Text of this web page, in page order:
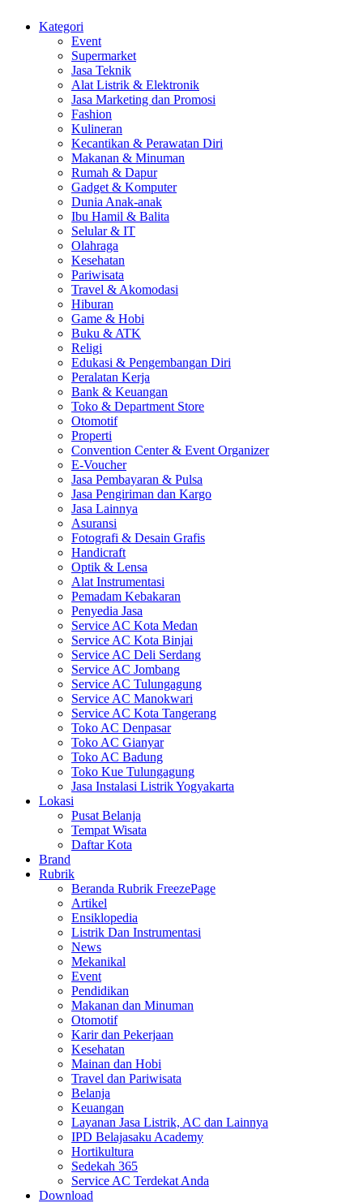
Kategori
Event
Supermarket
Jasa Teknik
Alat Listrik & Elektronik
Jasa Marketing dan Promosi
Fashion
Kulineran
Kecantikan & Perawatan Diri
Makanan & Minuman
Rumah & Dapur
Gadget & Komputer
Dunia Anak-anak
Ibu Hamil & Balita
Selular & IT
Olahraga
Kesehatan
Pariwisata
Travel & Akomodasi
Hiburan
Game & Hobi
Buku & ATK
Religi
Edukasi & Pengembangan Diri
Peralatan Kerja
Bank & Keuangan
Toko & Department Store
Otomotif
Properti
Convention Center & Event Organizer
E-Voucher
Jasa Pembayaran & Pulsa
Jasa Pengiriman dan Kargo
Jasa Lainnya
Asuransi
Fotografi & Desain Grafis
Handicraft
Optik & Lensa
Alat Instrumentasi
Pemadam Kebakaran
Penyedia Jasa
Service AC Kota Medan
Service AC Kota Binjai
Service AC Deli Serdang
Service AC Jombang
Service AC Tulungagung
Service AC Manokwari
Service AC Kota Tangerang
Toko AC Denpasar
Toko AC Gianyar
Toko AC Badung
Toko Kue Tulungagung
Jasa Instalasi Listrik Yogyakarta
Lokasi
Pusat Belanja
Tempat Wisata
Daftar Kota
Brand
Rubrik
Beranda Rubrik FreezePage
Artikel
Ensiklopedia
Listrik Dan Instrumentasi
News
Mekanikal
Event
Pendidikan
Makanan dan Minuman
Otomotif
Karir dan Pekerjaan
Kesehatan
Mainan dan Hobi
Travel dan Pariwisata
Belanja
Keuangan
Layanan Jasa Listrik, AC dan Lainnya
IPD Belajasaku Academy
Hortikultura
Sedekah 365
Service AC Terdekat Anda
Download